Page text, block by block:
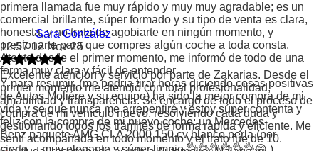
primera llamada fue muy rápido y muy muy agradable; es un
comercial brillante, súper formado y su tipo de venta es clara,
honesta, y no trata de agobiarte en ningún momento, y
presionarte para que compres algún coche a toda consta.
Atento desde el primer momento, me informó de todo de una
forma muy clara y fácil de entender.
Y para resumir, (me podría tirar horas diciendo cosas positivas
de Autos Moliére y su equipo) ha sido la mejor compra de mi
vida y se que nunca me arrepentiré y estoy súper contenta y
felíz con la compra de mi nuevo coche: un Mercedes-
Benz paquete AMG CLA 2000 150 cv blanco perla (por
Sara González
12:57 12 Nov 25
Excelente atención y servicio por parte de Zakarias. Desde el
primer momento me atendió con total profesionalidad,
amabilidad y transparencia. Se encargó de todo el proceso de
compra de mi vehículo nuevo, resolviendo cada duda y
gestionando todos los trámites de forma rápida y eficiente. Me
sentí acompañada en todo momento y el trato fue de 10.